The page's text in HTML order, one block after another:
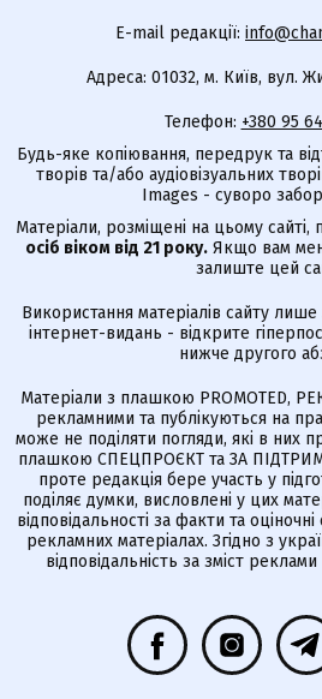
E-mail редакції:
Адреса: 01032, м. Київ, вул.
Телефон: +380 95
Будь-яке копіювання, передрук та
творів та/або аудіовізуальних
Images - суворо
Матеріали, розміщені на цьому сайті,
осіб віком від 21 року. Якщо вам
залиште цей
Використання матеріалів сайту
інтернет-видань - відкрите
нижче другого
Матеріали з плашкою PROMOTED,
рекламними та публікуються на
може не поділяти погляди, які в них
плашкою СПЕЦПРОЄКТ та ЗА
проте редакція бере участь у
поділяє думки, висловлені у цих
відповідальності за факти та
рекламних матеріалах. Згідно з
відповідальність за зміст